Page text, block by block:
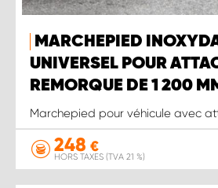
MARCHEPIED
UNIVERSEL POUR
REMORQUE DE 1 200
Marchepied pour véhicule avec
248 €
HORS TAXES (TVA 21 %)